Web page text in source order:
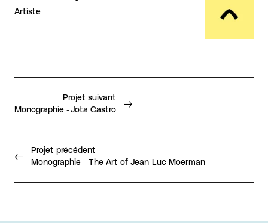
Artiste
Projet précédent
Monographie - The Art of Jean-Luc Moerman
Projet suivant
Monographie - Jota Castro